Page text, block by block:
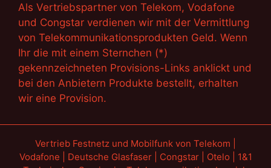
Als Vertriebspartner von Telekom, Vodafone
und Congstar verdienen wir mit der Vermittlung
von Telekommunikationsprodukten Geld. Wenn
Ihr die mit einem Sternchen (*)
gekennzeichneten Provisions-Links anklickt und
bei den Anbietern Produkte bestellt, erhalten
wir eine Provision.
Vertrieb Festnetz und Mobilfunk von Telekom |
Vodafone | Deutsche Glasfaser | Congstar | Otelo | 1&1